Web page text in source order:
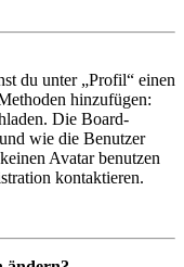
du unter „Profil“ einen
hinzufügen:
Die Board-
wie die Benutzer
Avatar benutzen
kontaktieren.